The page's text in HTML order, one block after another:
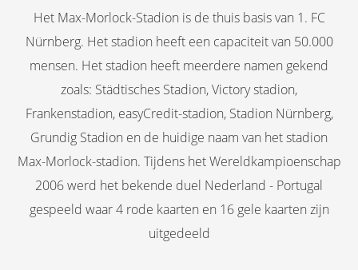
Het Max-Morlock-Stadion is de thuis basis van 1. FC
Nürnberg. Het stadion heeft een capaciteit van 50.000
mensen. Het stadion heeft meerdere namen gekend
zoals: Städtisches Stadion, Victory stadion,
Frankenstadion, easyCredit-stadion, Stadion Nürnberg,
Grundig Stadion en de huidige naam van het stadion
Max-Morlock-stadion. Tijdens het Wereldkampioenschap
2006 werd het bekende duel Nederland - Portugal
gespeeld waar 4 rode kaarten en 16 gele kaarten zijn
uitgedeeld